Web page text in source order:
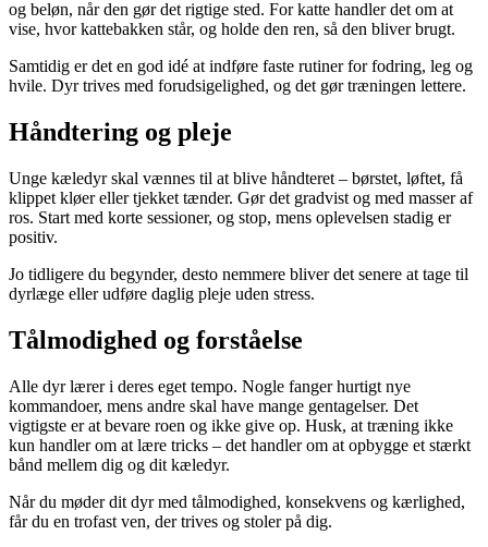
og beløn, når den gør det rigtige sted. For katte handler det om at
vise, hvor kattebakken står, og holde den ren, så den bliver brugt.
Samtidig er det en god idé at indføre faste rutiner for fodring, leg og
hvile. Dyr trives med forudsigelighed, og det gør træningen lettere.
Håndtering og pleje
Unge kæledyr skal vænnes til at blive håndteret – børstet, løftet, få
klippet kløer eller tjekket tænder. Gør det gradvist og med masser af
ros. Start med korte sessioner, og stop, mens oplevelsen stadig er
positiv.
Jo tidligere du begynder, desto nemmere bliver det senere at tage til
dyrlæge eller udføre daglig pleje uden stress.
Tålmodighed og forståelse
Alle dyr lærer i deres eget tempo. Nogle fanger hurtigt nye
kommandoer, mens andre skal have mange gentagelser. Det
vigtigste er at bevare roen og ikke give op. Husk, at træning ikke
kun handler om at lære tricks – det handler om at opbygge et stærkt
bånd mellem dig og dit kæledyr.
Når du møder dit dyr med tålmodighed, konsekvens og kærlighed,
får du en trofast ven, der trives og stoler på dig.